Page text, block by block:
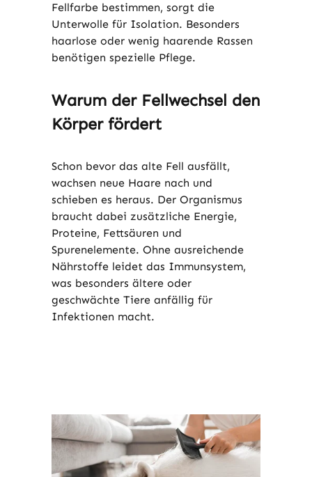
Fellfarbe bestimmen, sorgt die
Unterwolle für Isolation. Besonders
haarlose oder wenig haarende Rassen
benötigen spezielle Pflege.
Warum der Fellwechsel den
Körper fördert
Schon bevor das alte Fell ausfällt,
wachsen neue Haare nach und
schieben es heraus. Der Organismus
braucht dabei zusätzliche Energie,
Proteine, Fettsäuren und
Spurenelemente. Ohne ausreichende
Nährstoffe leidet das Immunsystem,
was besonders ältere oder
geschwächte Tiere anfällig für
Infektionen macht.